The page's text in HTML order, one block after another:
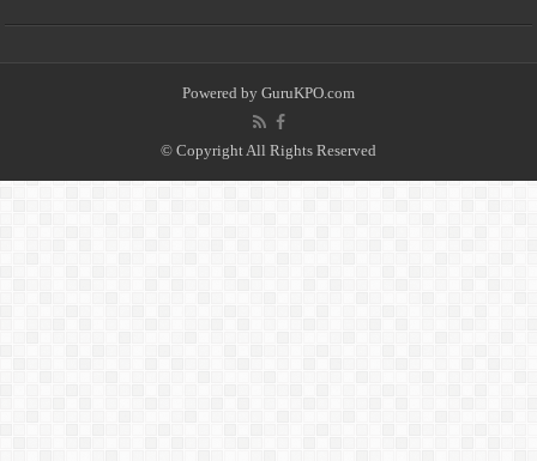
Powered by GuruKPO.com
© Copyright All Rights Reserved